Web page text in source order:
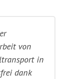
von
in
dank